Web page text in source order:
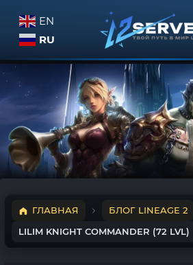
EN
RU
ГЛАВНАЯ
БЛОГ LINEAGE 2
LILIM KNIGHT COMMANDER (72 LVL)